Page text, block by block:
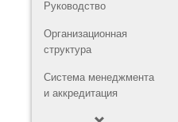
Руководство
Организационная
структура
Система менеджмента
и аккредитация